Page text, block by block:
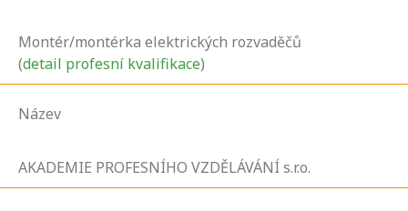
Montér/montérka elektrických rozvaděčů
(detail profesní kvalifikace)
Název
AKADEMIE PROFESNÍHO VZDĚLÁVÁNÍ s.r.o.